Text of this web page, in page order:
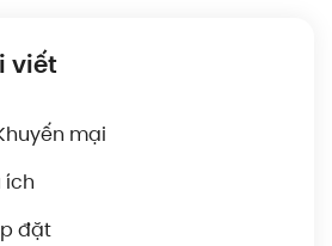
viết
mại
ích
đặt